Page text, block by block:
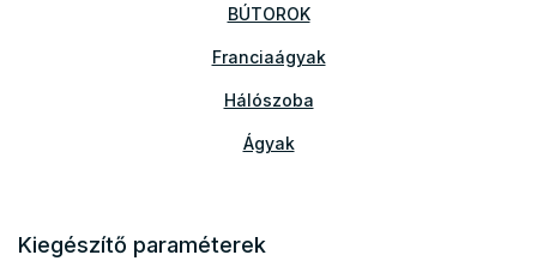
BÚTOROK
Franciaágyak
Hálószoba
Ágyak
Kiegészítő paraméterek